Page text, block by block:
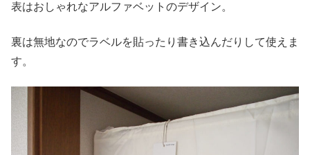
表はおしゃれなアルファベットのデザイン。
裏は無地なのでラベルを貼ったり書き込んだりして使えま
す。